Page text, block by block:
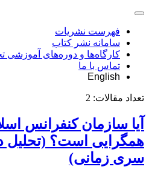
فهرست نشریات
سامانه نشر کتاب
کارگاه‌ها و دوره‌های
تماس با ما
English
تعداد مقالات: 2
آیا سازمان کنفرانس
سری زمانی)